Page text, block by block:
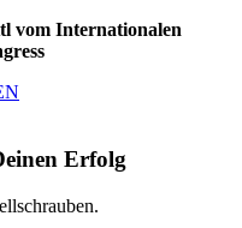
vom Internationalen
Erfolg